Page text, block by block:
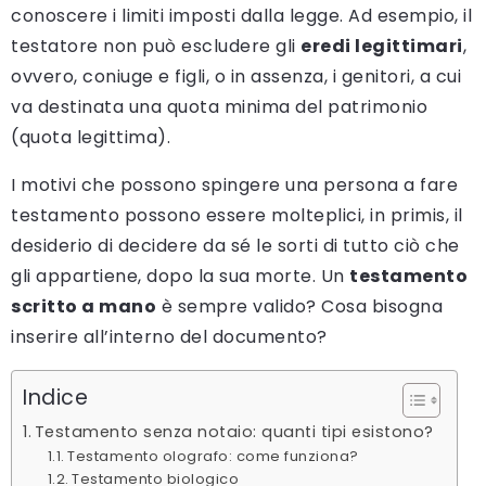
conoscere i limiti imposti dalla legge. Ad esempio, il
testatore non può escludere gli eredi legittimari,
ovvero, coniuge e figli, o in assenza, i genitori, a cui
va destinata una quota minima del patrimonio
(quota legittima).
I motivi che possono spingere una persona a fare
testamento possono essere molteplici, in primis, il
desiderio di decidere da sé le sorti di tutto ciò che
gli appartiene, dopo la sua morte. Un testamento
scritto a mano è sempre valido? Cosa bisogna
inserire all’interno del documento?
Indice
Testamento senza notaio: quanti tipi esistono?
Testamento olografo: come funziona?
Testamento biologico